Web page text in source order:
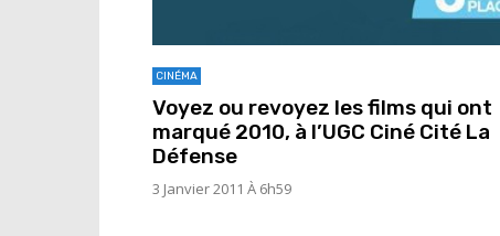
CINÉMA
Voyez ou revoyez les films qui ont
marqué 2010, à l’UGC Ciné Cité La
Défense
3 Janvier 2011 À 6h59